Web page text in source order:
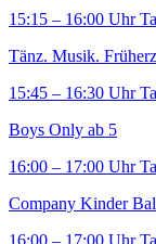
15:15 – 16:00 Uhr
Tänz. Musik.
15:45 – 16:30 Uhr
Boys Only ab 5
16:00 – 17:00 Uhr
Company Kinder
16:00 – 17:00 Uhr